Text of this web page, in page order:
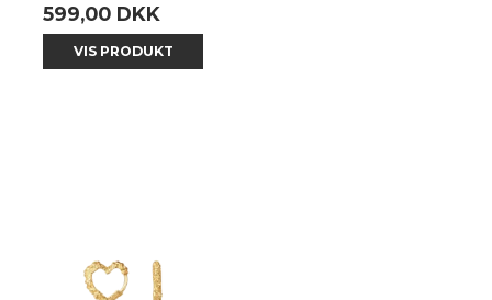
599,00 DKK
VIS PRODUKT